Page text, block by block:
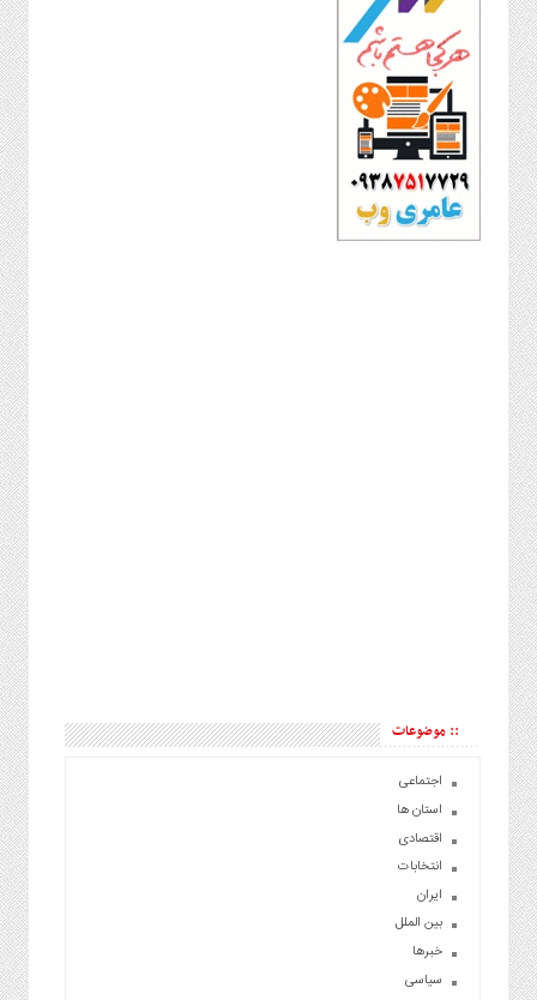
:: موضوعات
اجتماعی
استان ها
اقتصادی
انتخابات
ایران
بین الملل
خبرها
سیاسی